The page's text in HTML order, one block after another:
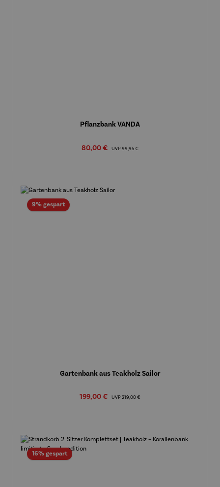
Pflanzbank VANDA
Verkaufspreis:
80,00 € UVPRegulärer Preis:
99,95 €
9% gespartRabatt
Gartenbank aus Teakholz Sailor
Verkaufspreis:
199,00 € UVPRegulärer Preis:
219,00 €
16% gespartRabatt